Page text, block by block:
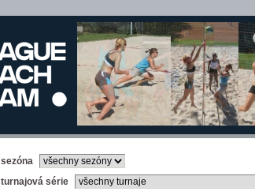
sezóna
turnajová série